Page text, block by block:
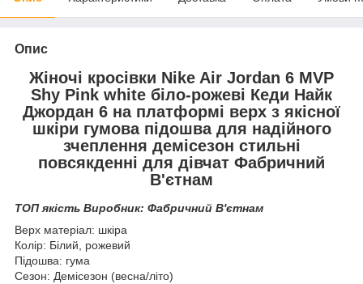
Опис
Жіночі кросівки Nike Air Jordan 6 MVP
Shy Pink white біло-рожеві Кеди Найк
Джордан 6 на платформі верх з якісної
шкіри гумова підошва для надійного
зчеплення демісезон стильні
повсякденні для дівчат Фабричний
В'єтнам
ТОП якість Виробник: Фабричний В'єтнам
Верх матеріал: шкіра
Колір: Білий, рожевий
Підошва: гума
Сезон: Демісезон (весна/літо)